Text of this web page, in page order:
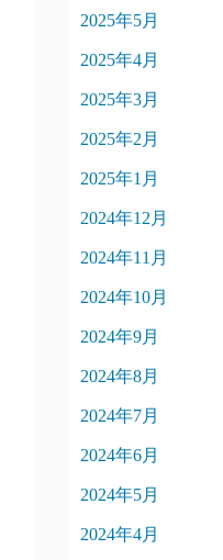
2025年5月
2025年4月
2025年3月
2025年2月
2025年1月
2024年12月
2024年11月
2024年10月
2024年9月
2024年8月
2024年7月
2024年6月
2024年5月
2024年4月